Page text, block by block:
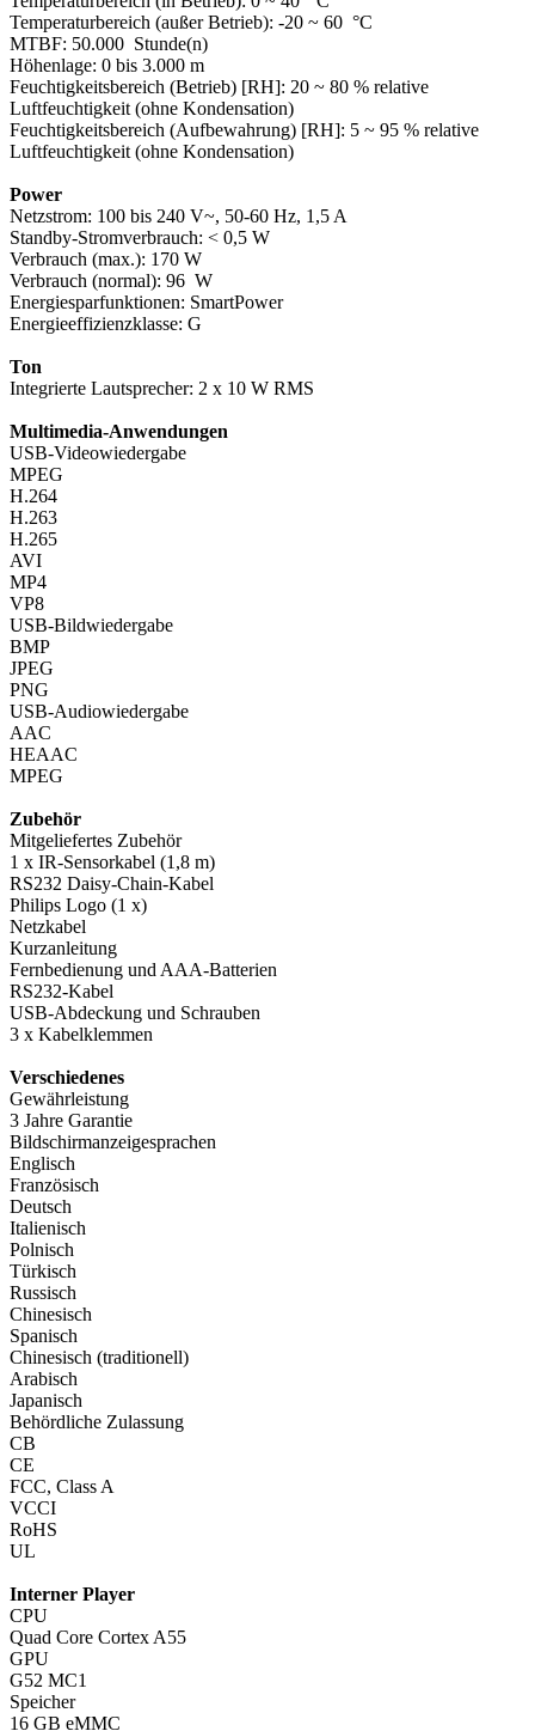
Temperaturbereich (außer Betrieb): -20 ~ 60 °C
MTBF: 50.000 Stunde(n)
Höhenlage: 0 bis 3.000 m
Feuchtigkeitsbereich (Betrieb) [RH]: 20 ~ 80 % relative
Luftfeuchtigkeit (ohne Kondensation)
Feuchtigkeitsbereich (Aufbewahrung) [RH]: 5 ~ 95 % relative
Luftfeuchtigkeit (ohne Kondensation)
Power
Netzstrom: 100 bis 240 V~, 50-60 Hz, 1,5 A
Standby-Stromverbrauch: < 0,5 W
Verbrauch (max.): 170 W
Verbrauch (normal): 96 W
Energiesparfunktionen: SmartPower
Energieeffizienzklasse: G
Ton
Integrierte Lautsprecher: 2 x 10 W RMS
Multimedia-Anwendungen
USB-Videowiedergabe
MPEG
H.264
H.263
H.265
AVI
MP4
VP8
USB-Bildwiedergabe
BMP
JPEG
PNG
USB-Audiowiedergabe
AAC
HEAAC
MPEG
Zubehör
Mitgeliefertes Zubehör
1 x IR-Sensorkabel (1,8 m)
RS232 Daisy-Chain-Kabel
Philips Logo (1 x)
Netzkabel
Kurzanleitung
Fernbedienung und AAA-Batterien
RS232-Kabel
USB-Abdeckung und Schrauben
3 x Kabelklemmen
Verschiedenes
Gewährleistung
3 Jahre Garantie
Bildschirmanzeigesprachen
Englisch
Französisch
Deutsch
Italienisch
Polnisch
Türkisch
Russisch
Chinesisch
Spanisch
Chinesisch (traditionell)
Arabisch
Japanisch
Behördliche Zulassung
CB
CE
FCC, Class A
VCCI
RoHS
UL
Interner Player
CPU
Quad Core Cortex A55
GPU
G52 MC1
Speicher
16 GB eMMC